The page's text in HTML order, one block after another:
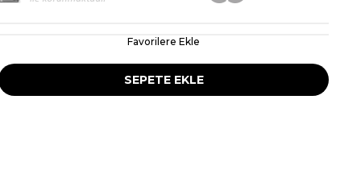
Favorilere Ekle